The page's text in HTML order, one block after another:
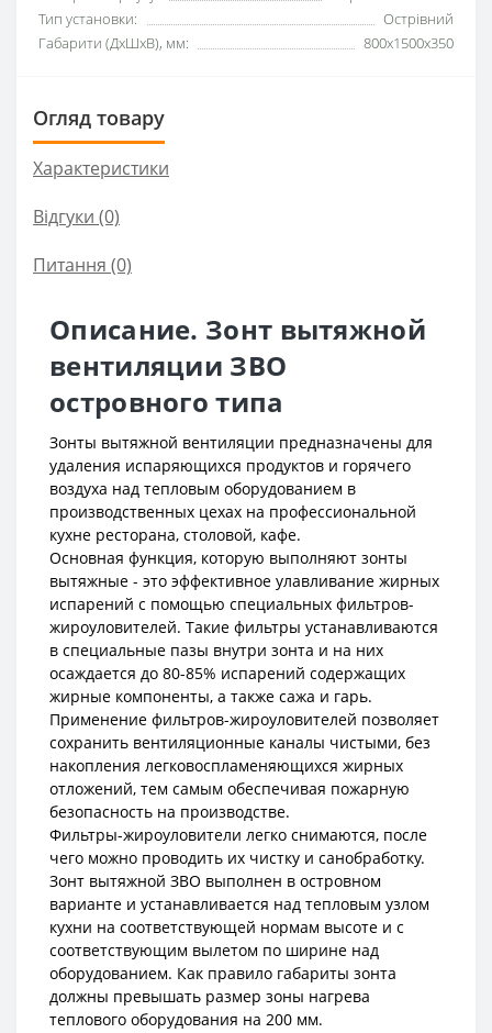
Тип установки:
Острівний
Габарити (ДхШхВ), мм:
800x1500x350
Огляд товару
Характеристики
Відгуки (0)
Питання (0)
Описание. Зонт вытяжной
вентиляции ЗВО
островного типа
Зонты вытяжной вентиляции предназначены для
удаления испаряющихся продуктов и горячего
воздуха над тепловым оборудованием в
производственных цехах на профессиональной
кухне ресторана, столовой, кафе.
Основная функция, которую выполняют зонты
вытяжные - это эффективное улавливание жирных
испарений с помощью специальных фильтров-
жироуловителей. Такие фильтры устанавливаются
в специальные пазы внутри зонта и на них
осаждается до 80-85% испарений содержащих
жирные компоненты, а также сажа и гарь.
Применение фильтров-жироуловителей позволяет
сохранить вентиляционные каналы чистыми, без
накопления легковоспламеняющихся жирных
отложений, тем самым обеспечивая пожарную
безопасность на производстве.
Фильтры-жироуловители легко снимаются, после
чего можно проводить их чистку и санобработку.
Зонт вытяжной ЗВО выполнен в островном
варианте и устанавливается над тепловым узлом
кухни на соответствующей нормам высоте и с
соответствующим вылетом по ширине над
оборудованием. Как правило габариты зонта
должны превышать размер зоны нагрева
теплового оборудования на 200 мм.